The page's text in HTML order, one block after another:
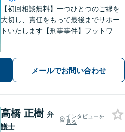
【初回相談無料】一つひとつのご縁を
大切し、責任をもって最後までサポー
トいたします【刑事事件】フットワー
題】経済面やお子さまの将来を見据
え、納得できる解決策を提案【元町駅4
メールでお問い合わせ
高橋 正樹 弁
護士
インタビューを
見る